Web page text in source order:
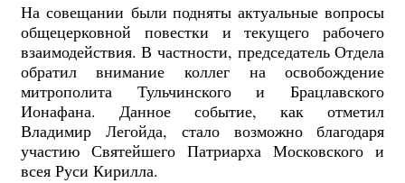
На совещании были подняты актуальные вопросы
общецерковной повестки и текущего рабочего
взаимодействия. В частности, председатель Отдела
обратил внимание коллег на освобождение
митрополита Тульчинского и Брацлавского
Ионафана. Данное событие, как отметил
Владимир Легойда, стало возможно благодаря
участию Святейшего Патриарха Московского и
всея Руси Кирилла.